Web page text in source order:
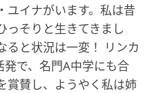
ユイナがいます。私は昔
っそりと生きてきまし
ると状況は一変！ リンカ
発で、名門A中学にも合
賞賛し、ようやく私は姉